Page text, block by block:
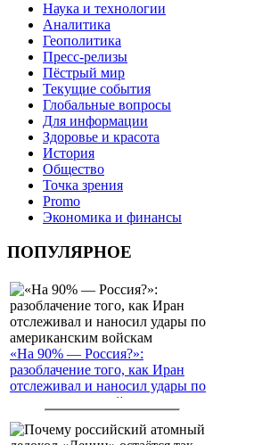
Наука и технологии
Аналитика
Геополитика
Пресс-релизы
Пёстрый мир
Текущие события
Глобальные вопросы
Для информации
Здоровье и красота
История
Общество
Точка зрения
Promo
Экономика и финансы
ПОПУЛЯРНОЕ
«На 90% — Россия?»:
разоблачение того, как Иран
отслеживал и наносил удары по
американским войскам